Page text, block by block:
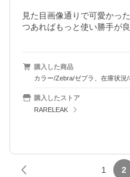
見た目画像通りで可愛かっ
つあればもっと使い勝手が
購入した商品
カラー/Zebra/ゼブラ、在庫状況
購入したストア
RARELEAK
1 2